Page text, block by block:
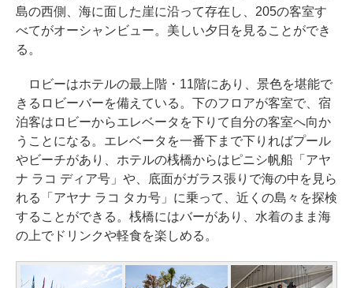
島の西側、海に面した崖に沿って存在し、205の客室す
べてがオーシャンビュー。美しい夕日を見ることができ
る。
ロビーはホテルの最上階・11階にあり、景色を堪能で
きるロビーバーを備えている。下のフロアが客室で、宿
泊客はロビーからエレベータを下りて自分の客室へ向か
うことになる。エレベータを一番下まで下りればプール
やビーチがあり、ホテルの桟橋からはピニシ帆船「アヤ
ナ ラコ ディア号」や、底面がガラス張りで海の中を見ら
れる「アヤナ ラコ タカ号」に乗って、近くの島々を探検
することができる。桟橋にはバーがあり、水着のまま海
の上でドリンクや軽食を楽しめる。